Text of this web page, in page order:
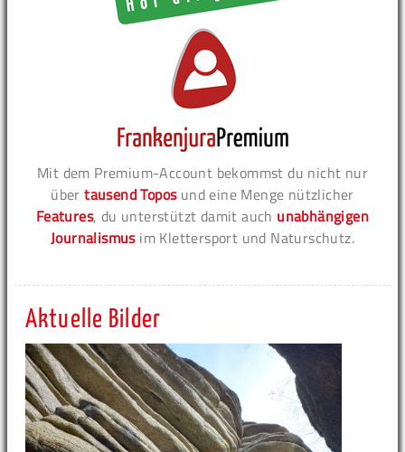
Mit dem Premium-Account bekommst du nicht nur
übertausend Toposund eine Menge nützlicher
Features, du unterstützt damit auch unabhängigen
Journalismusim Klettersport und Naturschutz.
Aktuelle Bilder